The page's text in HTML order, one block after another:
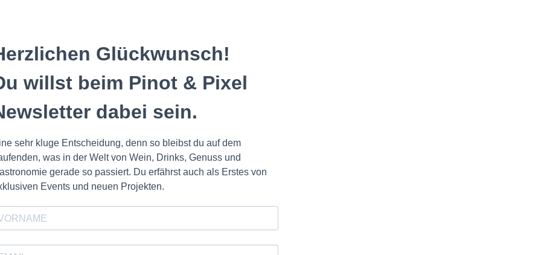
Glückwunsch!
willst beim Pinot & Pixel
dabei sein.
sehr kluge Entscheidung, denn so bleibst du auf dem
was in der Welt von Wein, Drinks, Genuss und
gerade so passiert. Du erfährst auch als Erstes von
Events und neuen Projekten.